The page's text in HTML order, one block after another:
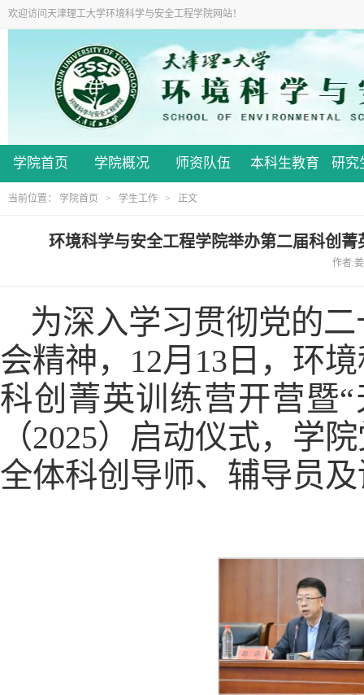
欢迎访问天津理工大学环境科学与安全工程学院网站！
学院首页 学院概况 师资队伍 本科生教育 研究
当前位置： 学院首页 > 学生工作 > 正文
环境科学与安全工程学院举办第二届科创
作者:
为深入学习贯彻党的
会精神，12月13日，环
科创菁英训练营开营暨
（2025）启动仪式，学
全体科创导师、辅导员